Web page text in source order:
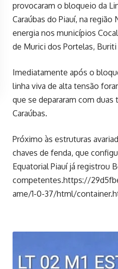
provocaram o bloqueio da
Caraúbas do Piauí, na
energia nos municípios
de Murici dos Portelas, Buriti
Imediatamente após o
linha viva de alta tensão
que se depararam com
Caraúbas.
Próximo às estruturas
chaves de fenda, que
Equatorial Piauí já registrou
competentes.https://
ame/1-0-37/html/